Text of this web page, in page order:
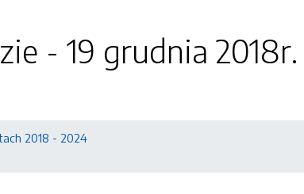
- 19 grudnia
2018 - 2024